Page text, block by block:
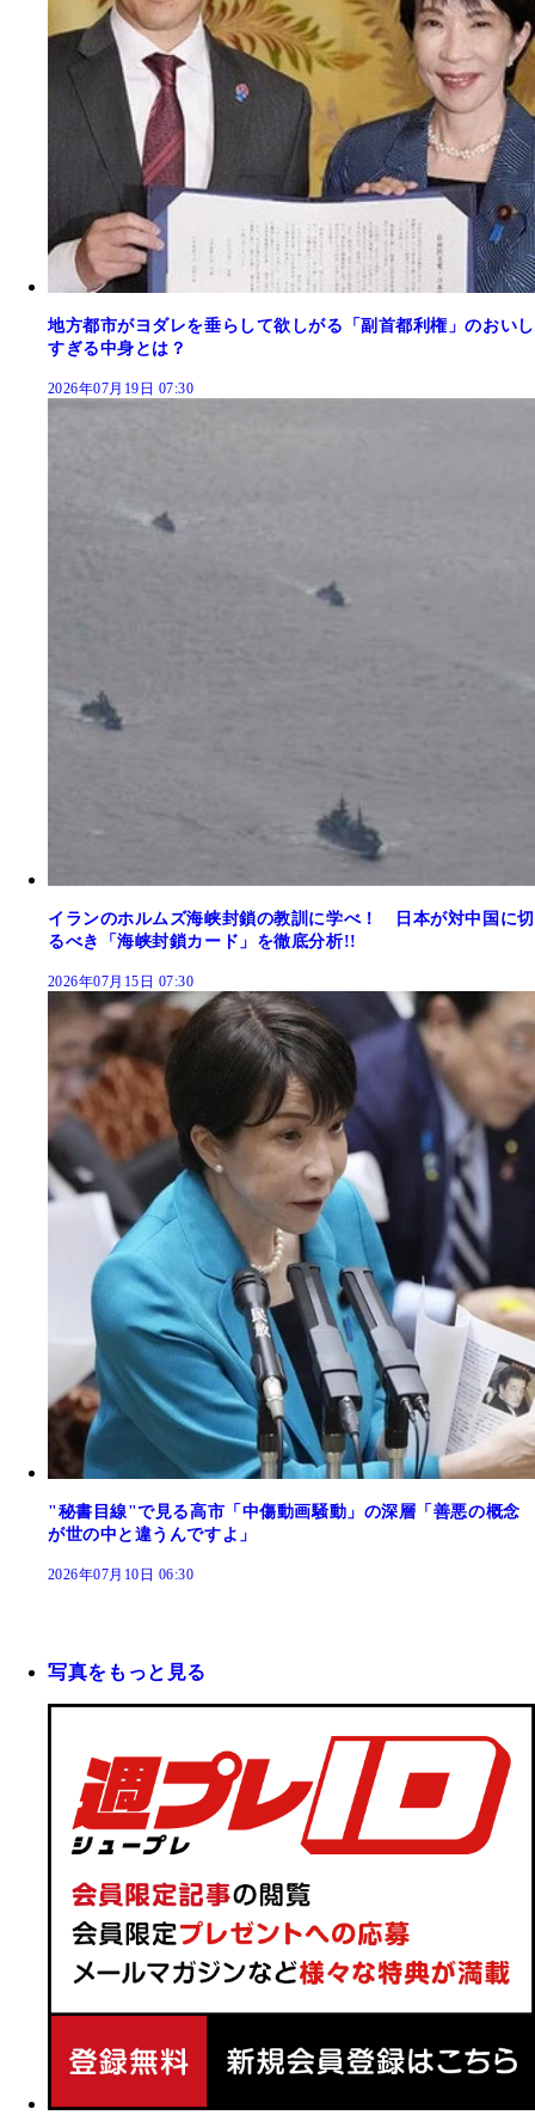
地方都市がヨダレを垂らして欲しがる「副首都利権」のおいし
すぎる中身とは？
2026年07月19日 07:30
イランのホルムズ海峡封鎖の教訓に学べ！ 日本が対中国に切
るべき「海峡封鎖カード」を徹底分析!!
2026年07月15日 07:30
"秘書目線"で見る高市「中傷動画騒動」の深層「善悪の概念
が世の中と違うんですよ」
2026年07月10日 06:30
写真をもっと見る